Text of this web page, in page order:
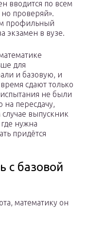
вводится по всем
проверяй».
профильный
экзамен в вузе.
для
и базовую, и
сдают только
не были
пересдачу,
случае выпускник
нужна
придётся
с базовой
математику он